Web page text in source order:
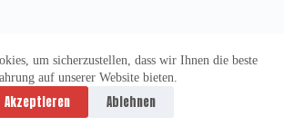
um sicherzustellen, dass wir Ihnen die beste
auf unserer Website bieten.
Akzeptieren Ablehnen
Impressum
© 2026 -
vitolution